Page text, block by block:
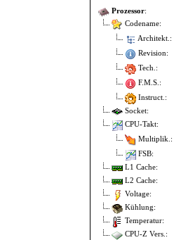
Prozessor:
Codename:
Architekt.:
Revision:
Tech.:
F.M.S.:
Instruct.:
Socket:
CPU-Takt:
Multiplik.:
FSB:
L1 Cache:
L2 Cache:
Voltage:
Kühlung:
Temperatur:
CPU-Z Vers.: